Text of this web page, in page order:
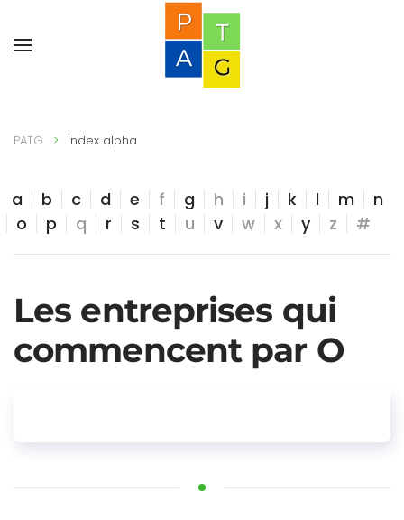
PATG Index alpha
a b c d e f g h i j k l m
n
o
p q r s t u v w x y z #
Les entreprises qui
commencent par O